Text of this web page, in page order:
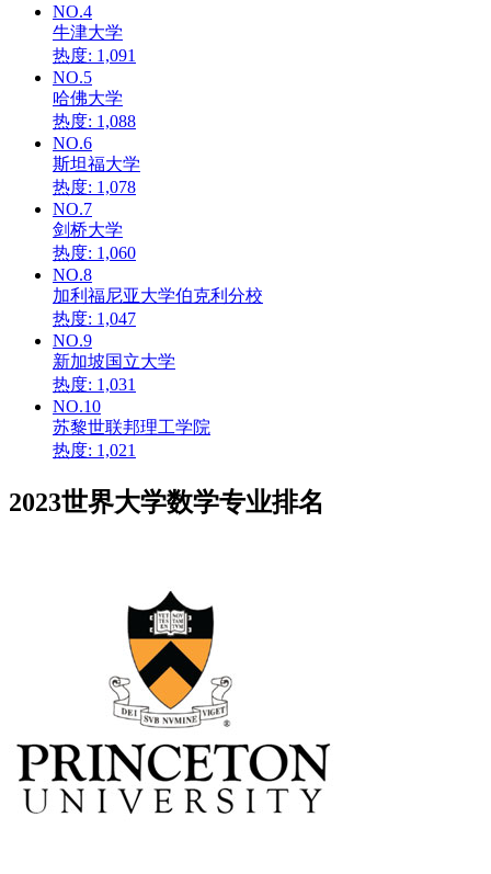
NO.4
牛津大学
热度: 1,091
NO.5
哈佛大学
热度: 1,088
NO.6
斯坦福大学
热度: 1,078
NO.7
剑桥大学
热度: 1,060
NO.8
加利福尼亚大学伯克利分校
热度: 1,047
NO.9
新加坡国立大学
热度: 1,031
NO.10
苏黎世联邦理工学院
热度: 1,021
2023世界大学数学专业排名